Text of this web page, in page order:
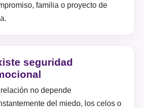
familia o proyecto de
seguridad
relación no depende
del miedo, los celos o